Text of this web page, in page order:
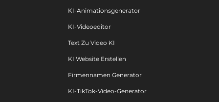
KI-Animationsgenerator
KI-Videoeditor
Text Zu Video KI
KI Website Erstellen
Firmennamen Generator
KI-TikTok-Video-Generator